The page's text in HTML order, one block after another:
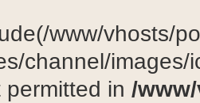
www/vhosts/
channel/
in /